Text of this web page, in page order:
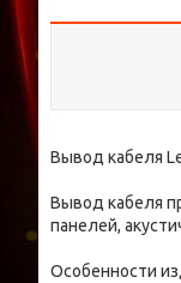
Вывод кабеля
Вывод кабеля
панелей,
Особенности